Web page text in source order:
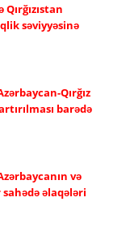
səviyyəsinə
Qırğız
barədə
və
sahədə əlaqələri